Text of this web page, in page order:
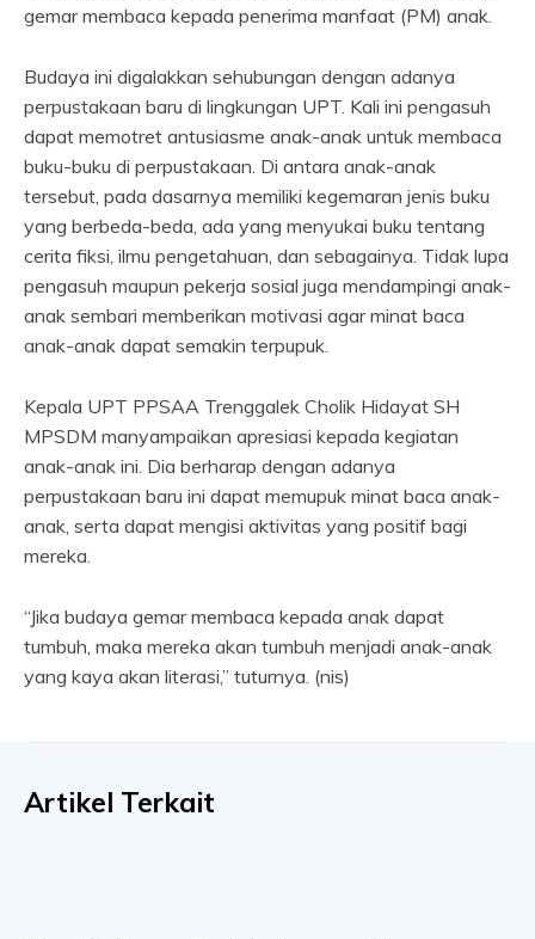
gemar membaca kepada penerima manfaat (PM) anak.
Budaya ini digalakkan sehubungan dengan adanya
perpustakaan baru di lingkungan UPT. Kali ini pengasuh
dapat memotret antusiasme anak-anak untuk membaca
buku-buku di perpustakaan. Di antara anak-anak
tersebut, pada dasarnya memiliki kegemaran jenis buku
yang berbeda-beda, ada yang menyukai buku tentang
cerita fiksi, ilmu pengetahuan, dan sebagainya. Tidak lupa
pengasuh maupun pekerja sosial juga mendampingi anak-
anak sembari memberikan motivasi agar minat baca
anak-anak dapat semakin terpupuk.
Kepala UPT PPSAA Trenggalek Cholik Hidayat SH
MPSDM manyampaikan apresiasi kepada kegiatan
anak-anak ini. Dia berharap dengan adanya
perpustakaan baru ini dapat memupuk minat baca anak-
anak, serta dapat mengisi aktivitas yang positif bagi
mereka.
“Jika budaya gemar membaca kepada anak dapat
tumbuh, maka mereka akan tumbuh menjadi anak-anak
yang kaya akan literasi,” tuturnya. (nis)
Artikel Terkait